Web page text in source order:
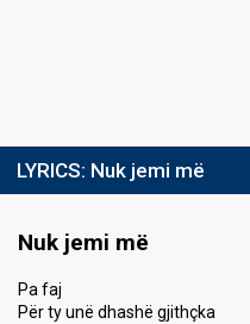
LYRICS: Nuk jemi më
Nuk jemi më
Pa faj
Për ty unë dhashë gjithçka